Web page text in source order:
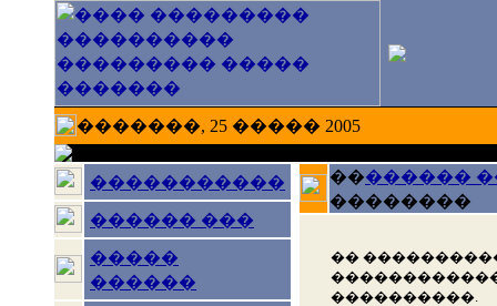
�������, 25 ����� 2005
�����������
������ ���
�����
������
��������
��������
��
����������.